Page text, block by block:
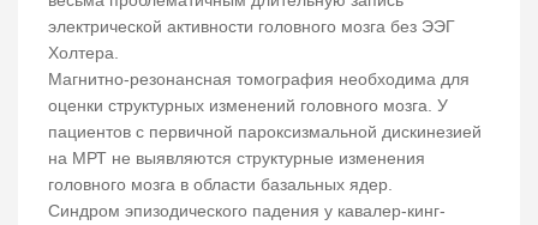
электрической активности головного мозга без ЭЭГ
Холтера.
Магнитно-резонансная томография необходима для
оценки структурных изменений головного мозга. У
пациентов с первичной пароксизмальной дискинезией
на МРТ не выявляются структурные изменения
головного мозга в области базальных ядер.
Синдром эпизодического падения у кавалер-кинг-